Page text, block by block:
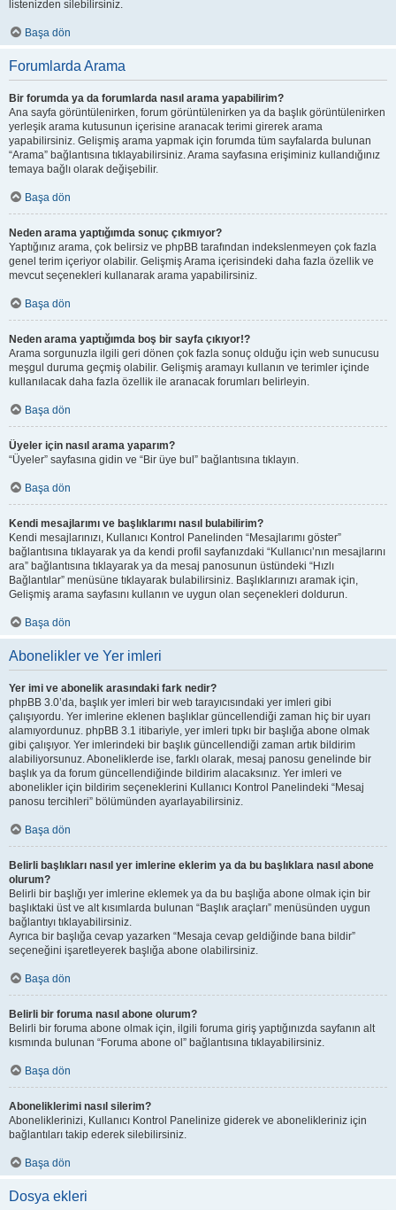
listenizden silebilirsiniz.
Başa dön
Forumlarda Arama
Bir forumda ya da forumlarda nasıl arama yapabilirim?
Ana sayfa görüntülenirken, forum görüntülenirken ya da başlık görüntülenirken
yerleşik arama kutusunun içerisine aranacak terimi girerek arama
yapabilirsiniz. Gelişmiş arama yapmak için forumda tüm sayfalarda bulunan
“Arama” bağlantısına tıklayabilirsiniz. Arama sayfasına erişiminiz kullandığınız
temaya bağlı olarak değişebilir.
Başa dön
Neden arama yaptığımda sonuç çıkmıyor?
Yaptığınız arama, çok belirsiz ve phpBB tarafından indekslenmeyen çok fazla
genel terim içeriyor olabilir. Gelişmiş Arama içerisindeki daha fazla özellik ve
mevcut seçenekleri kullanarak arama yapabilirsiniz.
Başa dön
Neden arama yaptığımda boş bir sayfa çıkıyor!?
Arama sorgunuzla ilgili geri dönen çok fazla sonuç olduğu için web sunucusu
meşgul duruma geçmiş olabilir. Gelişmiş aramayı kullanın ve terimler içinde
kullanılacak daha fazla özellik ile aranacak forumları belirleyin.
Başa dön
Üyeler için nasıl arama yaparım?
“Üyeler” sayfasına gidin ve “Bir üye bul” bağlantısına tıklayın.
Başa dön
Kendi mesajlarımı ve başlıklarımı nasıl bulabilirim?
Kendi mesajlarınızı, Kullanıcı Kontrol Panelinden “Mesajlarımı göster”
bağlantısına tıklayarak ya da kendi profil sayfanızdaki “Kullanıcı’nın mesajlarını
ara” bağlantısına tıklayarak ya da mesaj panosunun üstündeki “Hızlı
Bağlantılar” menüsüne tıklayarak bulabilirsiniz. Başlıklarınızı aramak için,
Gelişmiş arama sayfasını kullanın ve uygun olan seçenekleri doldurun.
Başa dön
Abonelikler ve Yer imleri
Yer imi ve abonelik arasındaki fark nedir?
phpBB 3.0’da, başlık yer imleri bir web tarayıcısındaki yer imleri gibi
çalışıyordu. Yer imlerine eklenen başlıklar güncellendiği zaman hiç bir uyarı
alamıyordunuz. phpBB 3.1 itibariyle, yer imleri tıpkı bir başlığa abone olmak
gibi çalışıyor. Yer imlerindeki bir başlık güncellendiği zaman artık bildirim
alabiliyorsunuz. Aboneliklerde ise, farklı olarak, mesaj panosu genelinde bir
başlık ya da forum güncellendiğinde bildirim alacaksınız. Yer imleri ve
abonelikler için bildirim seçeneklerini Kullanıcı Kontrol Panelindeki “Mesaj
panosu tercihleri” bölümünden ayarlayabilirsiniz.
Başa dön
Belirli başlıkları nasıl yer imlerine eklerim ya da bu başlıklara nasıl abone
olurum?
Belirli bir başlığı yer imlerine eklemek ya da bu başlığa abone olmak için bir
başlıktaki üst ve alt kısımlarda bulunan “Başlık araçları” menüsünden uygun
bağlantıyı tıklayabilirsiniz.
Ayrıca bir başlığa cevap yazarken “Mesaja cevap geldiğinde bana bildir”
seçeneğini işaretleyerek başlığa abone olabilirsiniz.
Başa dön
Belirli bir foruma nasıl abone olurum?
Belirli bir foruma abone olmak için, ilgili foruma giriş yaptığınızda sayfanın alt
kısmında bulunan “Foruma abone ol” bağlantısına tıklayabilirsiniz.
Başa dön
Aboneliklerimi nasıl silerim?
Aboneliklerinizi, Kullanıcı Kontrol Panelinize giderek ve abonelikleriniz için
bağlantıları takip ederek silebilirsiniz.
Başa dön
Dosya ekleri